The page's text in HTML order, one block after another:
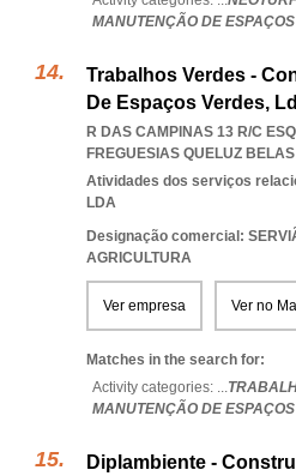
MANUTENÇÃO DE
Trabalhos Verdes -
De Espaços Verdes,
R DAS CAMPINAS 13 R/C
FREGUESIAS QUELUZ
Atividades dos serviços
LDA
Designação comercial:
AGRICULTURA
Ver empresa Ver no
Matches in the search for:
Activity categories: ...
MANUTENÇÃO DE
Diplambiente -